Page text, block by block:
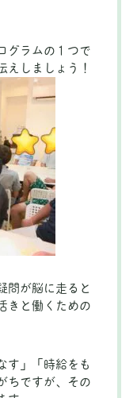
グラムの１つで
えしましょう！
問が脳に走ると
きと働くための
す」「時給をも
ちですが、その